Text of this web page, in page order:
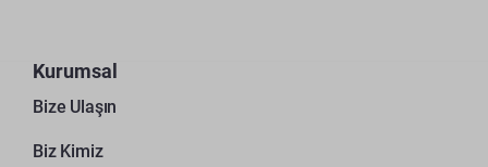
Kurumsal
Bize Ulaşın
Biz Kimiz